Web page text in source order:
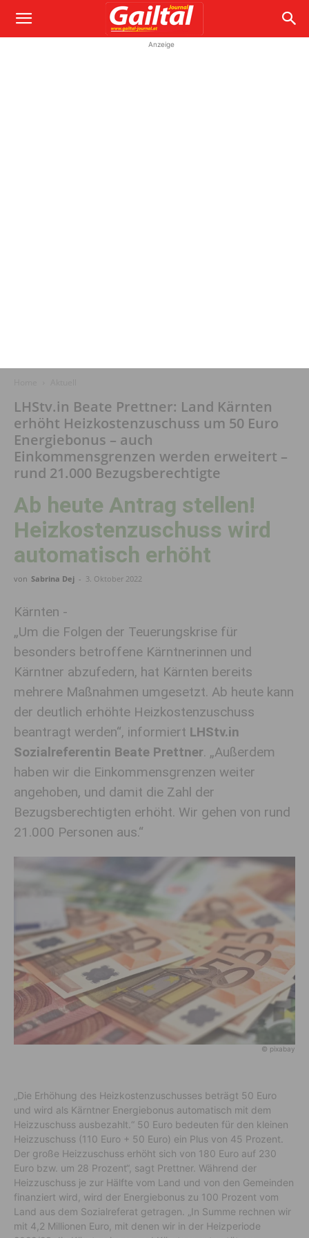
Anzeige
LHStv.in Beate Prettner: Land Kärnten
erhöht Heizkostenzuschuss um 50 Euro
Energiebonus – auch
Einkommensgrenzen werden erweitert –
rund 21.000 Bezugsberechtigte
Ab heute Antrag stellen!
Heizkostenzuschuss wird
automatisch erhöht
von Sabrina Dej - 3. Oktober 2022
Kärnten -
„Um die Folgen der Teuerungskrise für
besonders betroffene Kärntnerinnen und
Kärntner abzufedern, hat Kärnten bereits
mehrere Maßnahmen umgesetzt. Ab heute kann
der deutlich erhöhte Heizkostenzuschuss
beantragt werden“, informiert LHStv.in
Sozialreferentin Beate Prettner. „Außerdem
haben wir die Einkommensgrenzen weiter
angehoben, und damit die Zahl der
Bezugsberechtigten erhöht. Wir gehen von rund
21.000 Personen aus.“
© pixabay
„Die Erhöhung des Heizkostenzuschusses beträgt 50 Euro
und wird als Kärntner Energiebonus automatisch mit dem
Heizzuschuss ausbezahlt.“ 50 Euro bedeuten für den kleinen
Heizzuschuss (110 Euro + 50 Euro) ein Plus von 45 Prozent.
Der große Heizzuschuss erhöht sich von 180 Euro auf 230
Euro bzw. um 28 Prozent“, sagt Prettner. Während der
Heizzuschuss je zur Hälfte vom Land und von den Gemeinden
finanziert wird, wird der Energiebonus zu 100 Prozent vom
Land aus dem Sozialreferat getragen. „In Summe rechnen wir
mit 4,2 Millionen Euro, mit denen wir in der Heizperiode